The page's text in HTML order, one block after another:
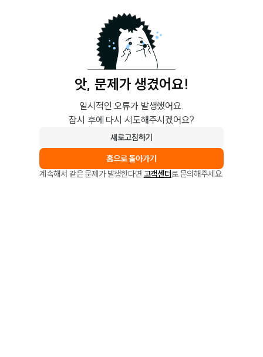
앗, 문제가 생겼어요!
일시적인 오류가 발생했어요.
잠시 후에 다시 시도해주시겠어요?
새로고침하기
홈으로 돌아가기
계속해서 같은 문제가 발생한다면 고객센터로 문의해주세요.